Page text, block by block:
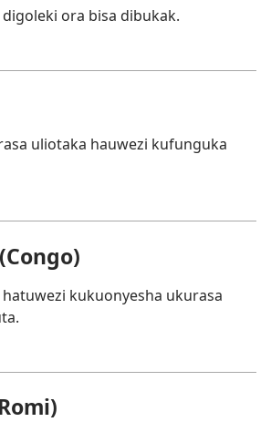
digoleki ora bisa dibukak.
uliotaka hauwezi kufunguka
hatuwezi kukuonyesha ukurasa